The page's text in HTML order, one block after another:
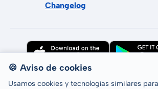
Changelog
🍪 Aviso de cookies
Usamos cookies y tecnologías similares